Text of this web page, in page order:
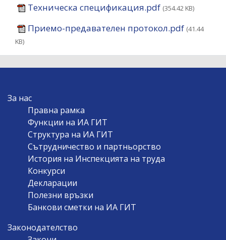
Техническа спецификация.pdf (354.42 KB)
Приемо-предавателен протокол.pdf (41.44
KB)
NAVIGATION
За нас
Правна рамка
Функции на ИА ГИТ
Структура на ИА ГИТ
Сътрудничество и партньорство
История на Инспекцията на труда
Конкурси
Декларации
Полезни връзки
Банкови сметки на ИА ГИТ
Законодателство